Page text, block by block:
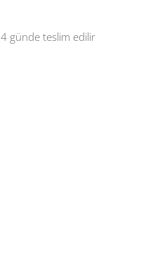
4 günde teslim edilir